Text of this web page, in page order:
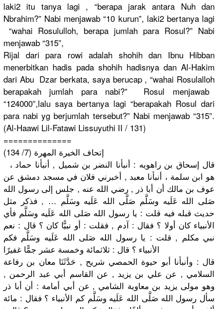
laki2 itu tanya lagi , “berapa jarak antara Nuh dan
Nbrahim?” Nabi menjawab “10 kurun”, laki2 bertanya lagi
“wahai Rosululloh, berapa jumlah para Rosul?” Nabi
menjawab “315”,
Rijal dari para rowi adalah shohih dan Ibnu Hibban
menerbitkan hadis pada shohih hadisnya dan Al-Hakim
dari Abu Dzar berkata, saya berucap , “wahai Rosulalloh
berapakah jumlah para nabi?” Rosul menjawab
“124000”,lalu saya bertanya lagi “berapakah Rosul dari
para nabi yg berjumlah tersebut?”Nabi menjawab “315”.
(Al-Haawi Lil-Fatawi Lissuyuthi II / 131)
==============
إتحاف الخيرة المهرة (7/ 134)
هو ابن سلمة ، أنبأنا معبد , أخبرني فلان في مسجد دمشق عن
عوف بن مالك أن أبا ذر , رضي الله عنه , جلس إلى رسول الله
صَلى الله عَلَيه وسَلَّم صَلَّى الله عَلَيه وسَلَّم … , فذكر مثل
حديث قبله فيه قلت : يا رسول الله صَلى الله عَلَيه وسَلَّم فأي
الأنبياء كان أولا ؟ فقال : آدم , فقلت : أو نبيًّا كان ؟ قال : نعم
نبي مكلم , قلت : يا رسول الله صَلى الله عَلَيه وسَلَّم فكم
الأنبياء ؟ قال : ثلاثمائة وخمسة عشر جمًّا غفيرًا
قال : وأنبأنا أبو حيوة الحمصي شريح , حَدَّثَنَا معان بن رفاعة
السلامي , عن علي بن يزيد , عن القاسم أبي عبد الرحمن ,
وهو مولى يزيد بن معاوية الشامي , عن أبي أمامة : أن أبا ذر
سأل رسول الله صَلَّى الله عَلَيه وسَلَّم كم الأنبياء ؟ فقال : مائة